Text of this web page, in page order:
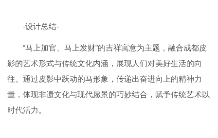
-设计总结-
“马上加官、马上发财”的吉祥寓意为主题，融合成都皮
影的艺术形式与传统文化内涵，展现人们对美好生活的向
往。通过皮影中跃动的马形象，传递出奋进向上的精神力
量，体现非遗文化与现代愿景的巧妙结合，赋予传统艺术以
时代活力。